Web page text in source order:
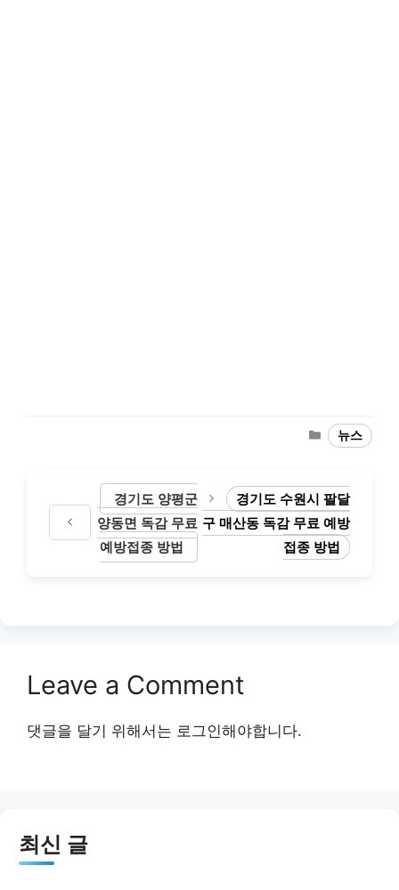
Categories
뉴스
경기도 양평군
양동면 독감 무료
예방접종 방법
경기도 수원시 팔달
구 매산동 독감 무료 예방
접종 방법
Leave a Comment
댓글을 달기 위해서는 로그인해야합니다.
최신 글